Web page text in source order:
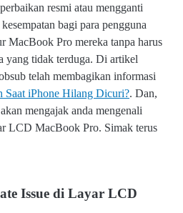
resmi atau mengganti
bagi para pengguna
MacBook Pro mereka tanpa harus
yang tidak terduga. Di artikel
telah membagikan informasi
Saat iPhone Hilang Dicuri?. Dan,
mengajak anda mengenali
LCD MacBook Pro. Simak terus
Issue di Layar LCD
xi
bl
e
at
e
Is
u
e
ar